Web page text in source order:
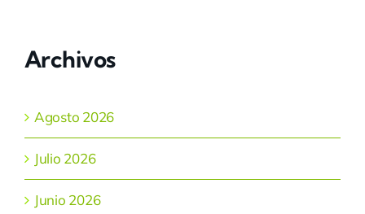
Archivos
Agosto 2026
Julio 2026
Junio 2026